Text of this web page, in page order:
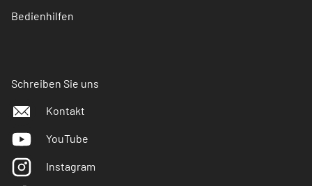
Bedienhilfen
Schreiben Sie uns
Kontakt
YouTube
Instagram